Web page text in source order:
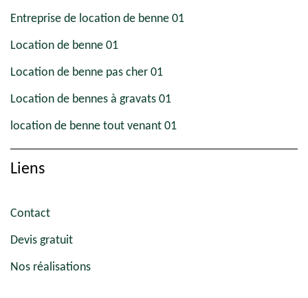
Entreprise de location de benne 01
Location de benne 01
Location de benne pas cher 01
Location de bennes à gravats 01
location de benne tout venant 01
Liens
Contact
Devis gratuit
Nos réalisations